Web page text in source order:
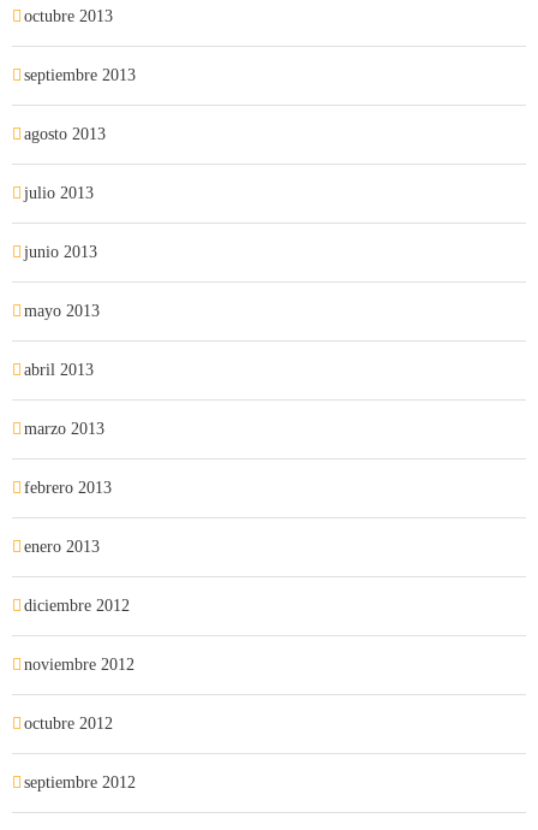
octubre 2013
septiembre 2013
agosto 2013
julio 2013
junio 2013
mayo 2013
abril 2013
marzo 2013
febrero 2013
enero 2013
diciembre 2012
noviembre 2012
octubre 2012
septiembre 2012